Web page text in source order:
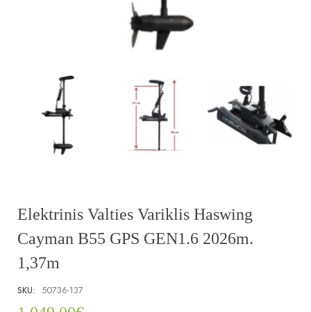
Elektrinis Valties Variklis Haswing
Cayman B55 GPS GEN1.6 2026m.
1,37m
SKU: 50736-137